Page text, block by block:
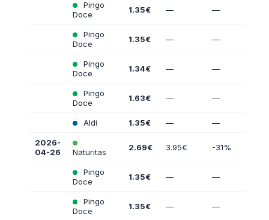
Pingo
Doce
1.35€ — —
Pingo
Doce
1.35€ — —
Pingo
Doce
1.34€ — —
Pingo
Doce
1.63€ — —
Aldi 1.35€ — —
2026-
04-26
Naturitas 2.69€ 3.95€ -31%
Pingo
Doce
1.35€ — —
Pingo
Doce
1.35€ — —